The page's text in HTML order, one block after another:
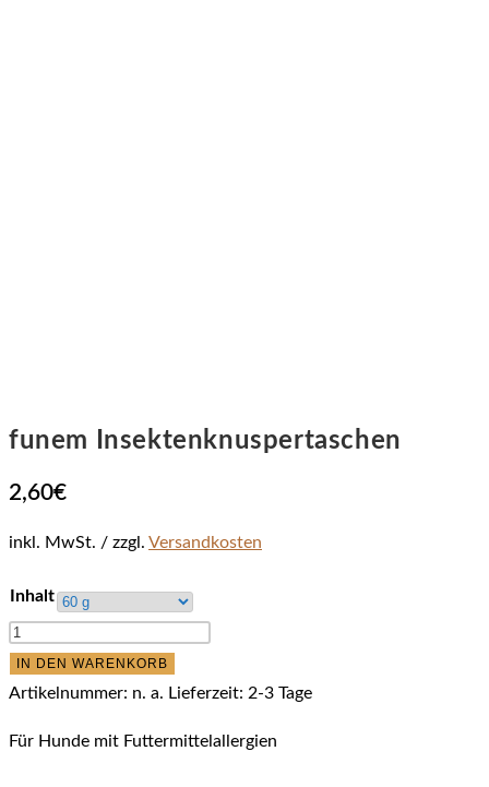
funem Insektenknuspertaschen
2,60€
inkl. MwSt. zzgl. Versandkosten
Inhalt
funem
Insektenknuspertaschen
Menge
IN DEN WARENKORB
Artikelnummer: n. a. Lieferzeit: 2-3 Tage
Für Hunde mit Futtermittelallergien